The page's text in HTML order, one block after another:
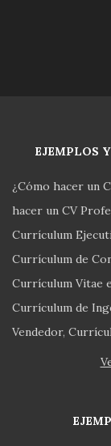
EJEMPLOS
¿Cómo hacer un
hacer un CV
Currículum
Currículum de
Currículum Vitae
Currículum de
Vendedor